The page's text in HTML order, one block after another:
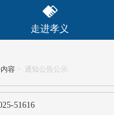
走进孝义
容 > 通知公告公示
51616